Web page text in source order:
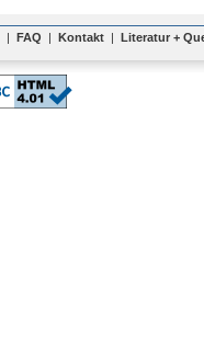
| FAQ | Kontakt | Literatur +